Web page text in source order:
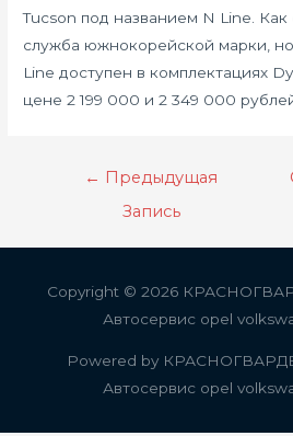
Tucson под названием N Line.
служба южнокорейской марки,
Line доступен в комплектациях
цене 2 199 000 и 2 349 000
Навигация
записям
← Предыдущая
Запись
Copyright © 2026
Автосервис opel
Powered by
Автосервис opel